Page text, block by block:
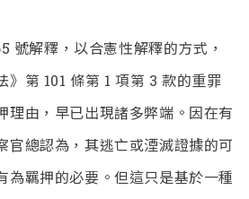
號解釋，以合憲性解釋的方式，
》第 101 條第 1 項第 3 款的重罪
理由，早已出現諸多弊端。因在有
官總認為，其逃亡或湮滅證據的可
為羈押的必要。但這只是基於一種